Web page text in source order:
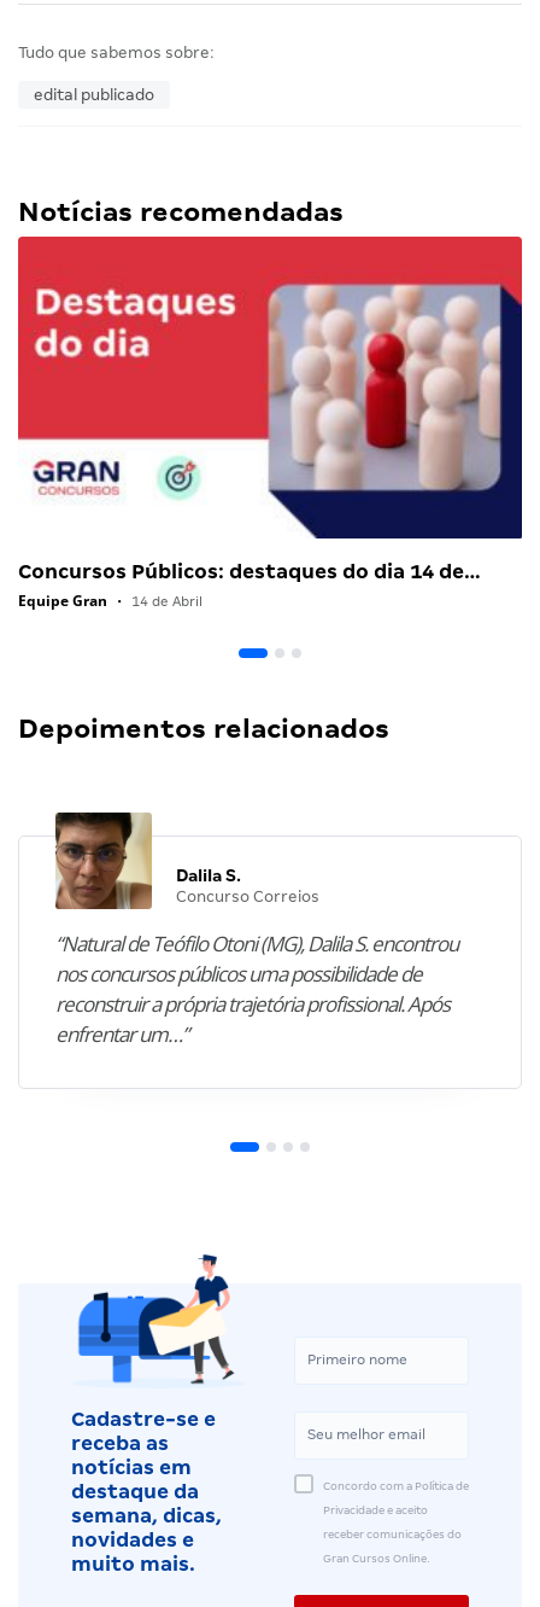
Tudo que sabemos sobre:
edital publicado
Notícias recomendadas
Concursos Públicos: destaques do dia 14 de…
Equipe Gran • 14 de Abril
Depoimentos relacionados
Dalila S.
Concurso Correios
“Natural de Teófilo Otoni (MG), Dalila S. encontrou
nos concursos públicos uma possibilidade de
reconstruir a própria trajetória profissional. Após
enfrentar um…”
Cadastre-se e
receba as
notícias em
destaque da
semana, dicas,
novidades e
muito mais.
Concordo com a Política de
Privacidade e aceito
receber comunicações do
Gran Cursos Online.